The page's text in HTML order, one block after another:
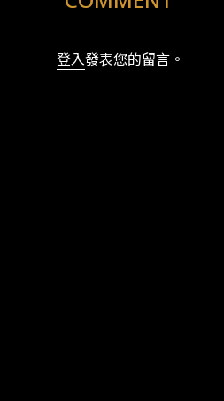
登入發表您的留言。